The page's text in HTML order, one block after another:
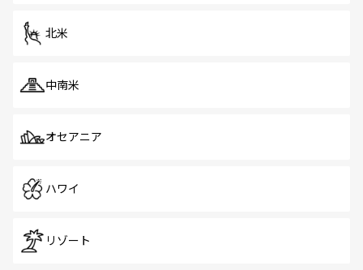
北米
中南米
オセアニア
ハワイ
リゾート